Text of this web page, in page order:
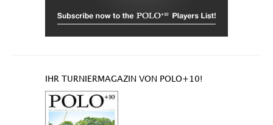
IHR TURNIERMAGAZIN VON POLO+10!